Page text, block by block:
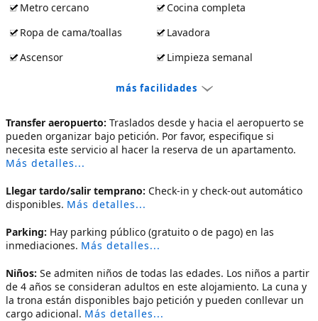
Metro cercano
Cocina completa
Ropa de cama/toallas
Lavadora
Ascensor
Limpieza semanal
más facilidades
Transfer aeropuerto: Traslados desde y hacia el aeropuerto se
pueden organizar bajo petición. Por favor, especifique si
necesita este servicio al hacer la reserva de un apartamento.
Más detalles...
Llegar tardo/salir temprano: Check-in y check-out automático
disponibles. Más detalles...
Parking: Hay parking público (gratuito o de pago) en las
inmediaciones. Más detalles...
Niños: Se admiten niños de todas las edades. Los niños a partir
de 4 años se consideran adultos en este alojamiento. La cuna y
la trona están disponibles bajo petición y pueden conllevar un
cargo adicional. Más detalles...